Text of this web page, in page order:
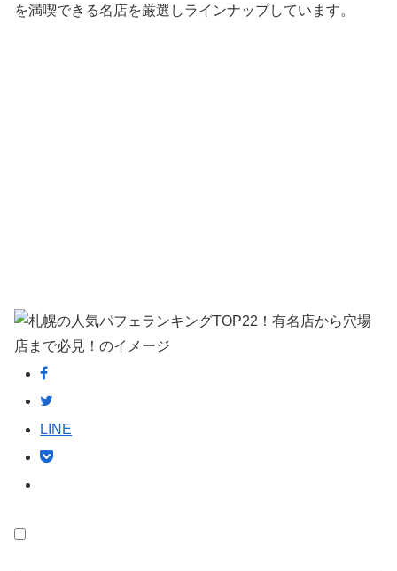
を満喫できる名店を厳選しラインナップしています。
LINE